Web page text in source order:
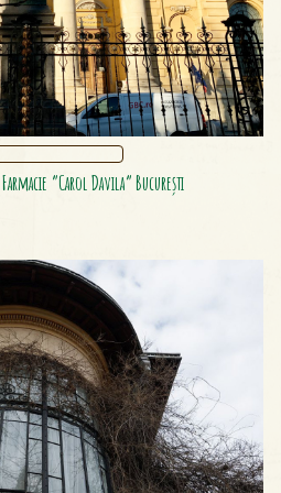
Din Câmpina
„Grigore Antipa”
”Carol Davila” București